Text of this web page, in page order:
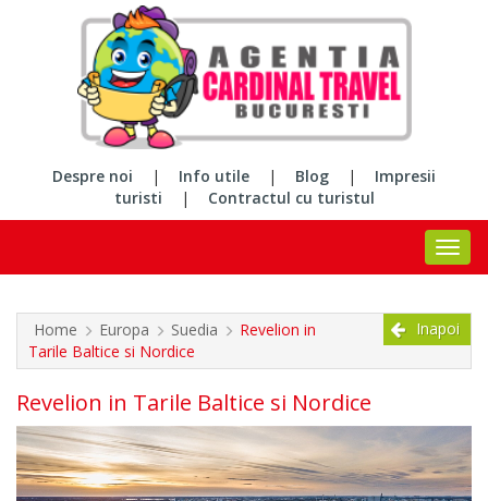
Despre noi | Info utile | Blog |
Impresii
turisti
| Contractul cu turistul
Home Europa Suedia
Revelion in
Tarile Baltice si Nordice
Inapoi
Revelion in Tarile Baltice si Nordice